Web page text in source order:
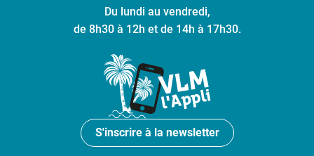
Du lundi au vendredi,
de 8h30 à 12h et de 14h à 17h30.
S'inscrire à la newsletter